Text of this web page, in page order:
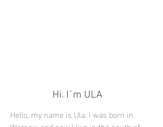
Hi. I´m ULA
Hello, my name is Ula. I was born in